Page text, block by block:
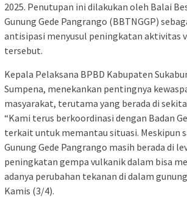
2025. Penutupan ini dilakukan oleh Balai
Gunung Gede Pangrango (BBTNGGP)
antisipasi menyusul peningkatan aktivitas
tersebut.
Kepala Pelaksana BPBD Kabupaten
Sumpena, menekankan pentingnya
masyarakat, terutama yang berada di
“Kami terus berkoordinasi dengan Badan
terkait untuk memantau situasi. Meskipun
Gunung Gede Pangrango masih berada di
peningkatan gempa vulkanik dalam bisa
adanya perubahan tekanan di dalam
Kamis (3/4).